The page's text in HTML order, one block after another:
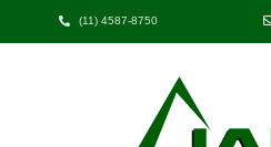
(11) 4587-8750